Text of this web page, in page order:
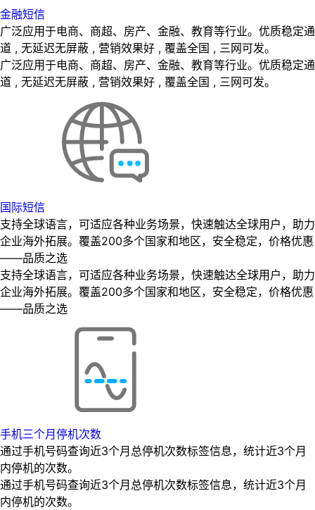
金融短信
广泛应用于电商、商超、房产、金融、教育等行业。优质稳定通
道 , 无延迟无屏蔽 , 营销效果好 , 覆盖全国 , 三网可发。
广泛应用于电商、商超、房产、金融、教育等行业。优质稳定通
道 , 无延迟无屏蔽 , 营销效果好 , 覆盖全国 , 三网可发。
国际短信
支持全球语言，可适应各种业务场景，快速触达全球用户，助力
企业海外拓展。覆盖200多个国家和地区，安全稳定，价格优惠
——品质之选
支持全球语言，可适应各种业务场景，快速触达全球用户，助力
企业海外拓展。覆盖200多个国家和地区，安全稳定，价格优惠
——品质之选
手机三个月停机次数
通过手机号码查询近3个月总停机次数标签信息，统计近3个月
内停机的次数。
通过手机号码查询近3个月总停机次数标签信息，统计近3个月
内停机的次数。